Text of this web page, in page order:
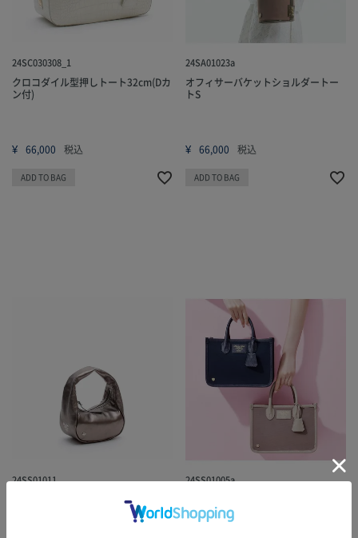
24SC030308_1
クロコダイル型押しトート32cm(Dカ
ン付)
¥ 66,000 税込
ADD TO BAG
24SA01023a
オフィサーバケットショルダートー
トS
¥ 66,000 税込
ADD TO BAG
24SS01011
エリーゼワンショルダーXS
24SS01005a